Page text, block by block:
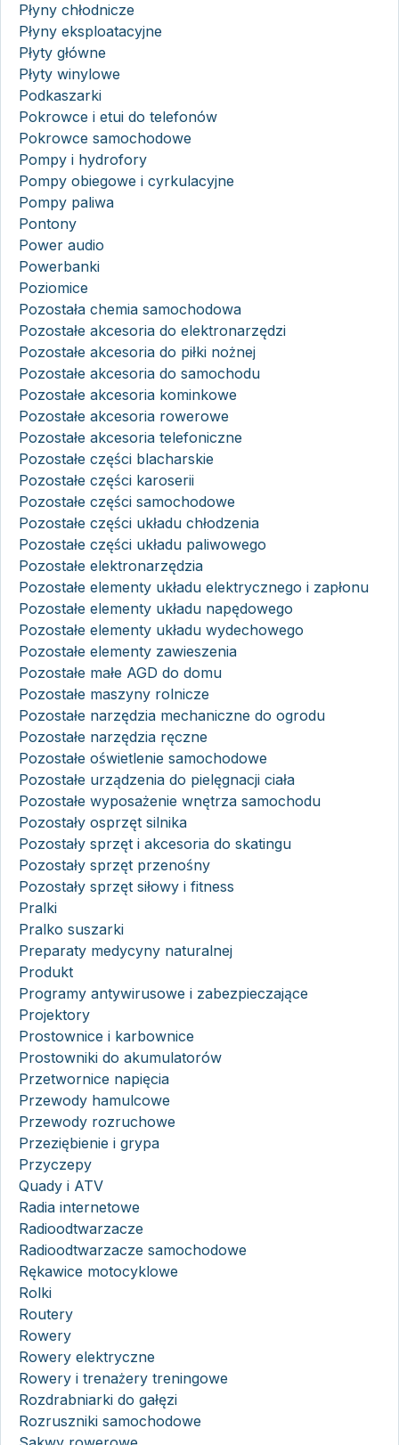
Płyny chłodnicze
Płyny eksploatacyjne
Płyty główne
Płyty winylowe
Podkaszarki
Pokrowce i etui do telefonów
Pokrowce samochodowe
Pompy i hydrofory
Pompy obiegowe i cyrkulacyjne
Pompy paliwa
Pontony
Power audio
Powerbanki
Poziomice
Pozostała chemia samochodowa
Pozostałe akcesoria do elektronarzędzi
Pozostałe akcesoria do piłki nożnej
Pozostałe akcesoria do samochodu
Pozostałe akcesoria kominkowe
Pozostałe akcesoria rowerowe
Pozostałe akcesoria telefoniczne
Pozostałe części blacharskie
Pozostałe części karoserii
Pozostałe części samochodowe
Pozostałe części układu chłodzenia
Pozostałe części układu paliwowego
Pozostałe elektronarzędzia
Pozostałe elementy układu elektrycznego i zapłonu
Pozostałe elementy układu napędowego
Pozostałe elementy układu wydechowego
Pozostałe elementy zawieszenia
Pozostałe małe AGD do domu
Pozostałe maszyny rolnicze
Pozostałe narzędzia mechaniczne do ogrodu
Pozostałe narzędzia ręczne
Pozostałe oświetlenie samochodowe
Pozostałe urządzenia do pielęgnacji ciała
Pozostałe wyposażenie wnętrza samochodu
Pozostały osprzęt silnika
Pozostały sprzęt i akcesoria do skatingu
Pozostały sprzęt przenośny
Pozostały sprzęt siłowy i fitness
Pralki
Pralko suszarki
Preparaty medycyny naturalnej
Produkt
Programy antywirusowe i zabezpieczające
Projektory
Prostownice i karbownice
Prostowniki do akumulatorów
Przetwornice napięcia
Przewody hamulcowe
Przewody rozruchowe
Przeziębienie i grypa
Przyczepy
Quady i ATV
Radia internetowe
Radioodtwarzacze
Radioodtwarzacze samochodowe
Rękawice motocyklowe
Rolki
Routery
Rowery
Rowery elektryczne
Rowery i trenażery treningowe
Rozdrabniarki do gałęzi
Rozruszniki samochodowe